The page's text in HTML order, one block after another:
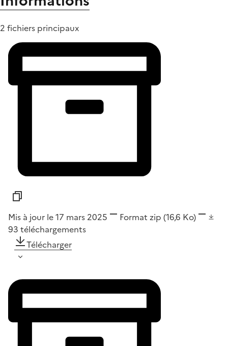
2 fichiers principaux
Mis à jour le 17 mars 2025 Format zip (16,6 Ko)
93 téléchargements
Télécharger